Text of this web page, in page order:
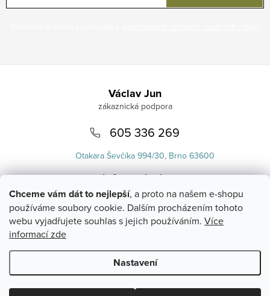
Chceme vám dát to nejlepší, a proto na našem e-shopu
používáme soubory cookie. Dalším procházením tohoto
webu vyjadřujete souhlas s jejich používáním. Více
informací zde
Nastavení
Václav Jun
605 336 269
Otakara Ševčíka 994/30, Brno 63600
info@uvlasku.cz
Copyright 2026UVlásku.cz. Všechna práva vyhrazena.Upravit
nastavení cookies